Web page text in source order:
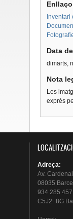
Data
dimarts,
Nota
Les
exprés
Adreça:
Av. Cardenal
08035
934 285
C5J2+8G